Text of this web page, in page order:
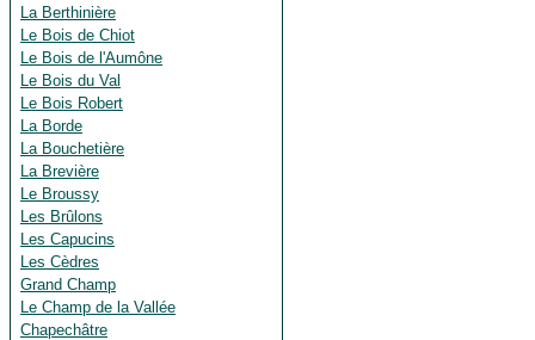
La Berthinière
Le Bois de Chiot
Le Bois de l'Aumône
Le Bois du Val
Le Bois Robert
La Borde
La Bouchetière
La Brevière
Le Broussy
Les Brûlons
Les Capucins
Les Cèdres
Grand Champ
Le Champ de la Vallée
Chapechâtre